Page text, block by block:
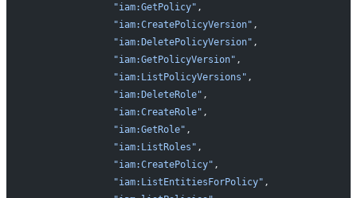
               "iam:GetPolicy"
,
               "iam:CreatePolicyVersion"
,
               "iam:DeletePolicyVersion"
,
               "iam:GetPolicyVersion"
,
               "iam:ListPolicyVersions"
,
               "iam:DeleteRole"
,
               "iam:CreateRole"
,
               "iam:GetRole"
,
               "iam:ListRoles"
,
               "iam:CreatePolicy"
,
               "iam:ListEntitiesForPolicy"
,